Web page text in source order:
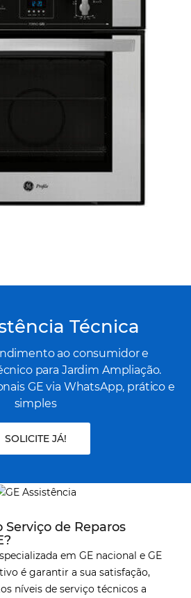
Técnica
ao consumidor e
para Jardim Ampliação.
GE via WhatsApp, prático e
simples
SOLICITE JÁ!
de Reparos
em GE nacional e GE
é garantir a sua satisfação,
níveis de serviço técnicos a